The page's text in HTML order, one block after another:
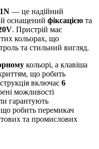
— це надійний
оснащений фіксацією та
. Пристрій має
кольорах, що
та стильний вигляд.
кольорі, а клавіша
що робить
включає 6
можливості
гарантують
що робить перемикач
та промислових